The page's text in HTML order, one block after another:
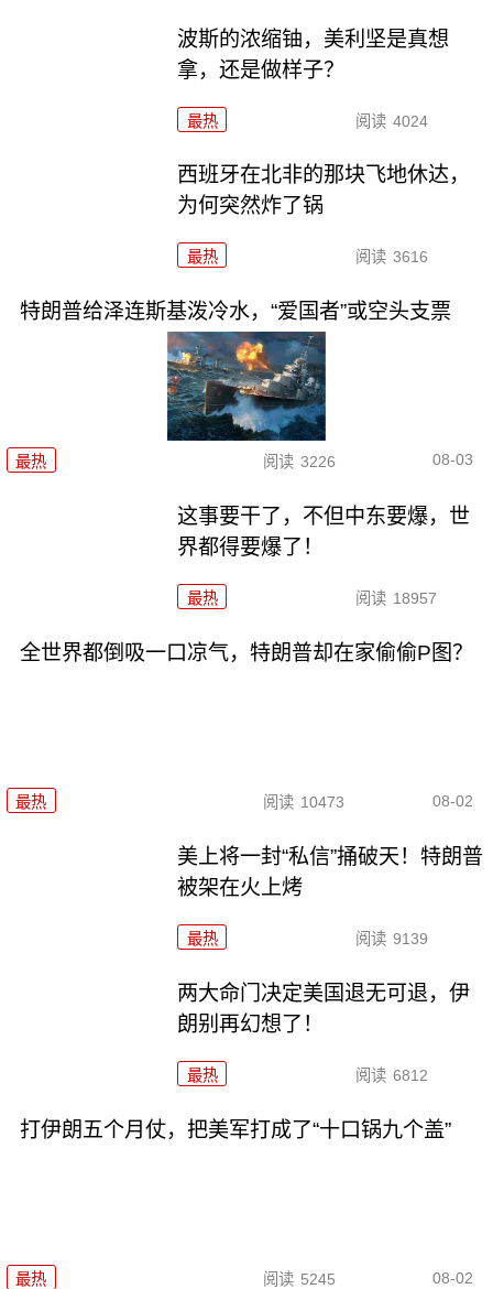
波斯的浓缩铀，美利坚是真想
拿，还是做样子？
最热 阅读 4024
西班牙在北非的那块飞地休达，
为何突然炸了锅
最热 阅读 3616
特朗普给泽连斯基泼冷水，“爱国者”或空头支票
最热 阅读 3226 08-03
这事要干了，不但中东要爆，世
界都得要爆了！
最热 阅读 18957
全世界都倒吸一口凉气，特朗普却在家偷偷P图？
最热 阅读 10473 08-02
美上将一封“私信”捅破天！特朗普
被架在火上烤
最热 阅读 9139
两大命门决定美国退无可退，伊
朗别再幻想了！
最热 阅读 6812
打伊朗五个月仗，把美军打成了“十口锅九个盖”
最热 阅读 5245 08-02